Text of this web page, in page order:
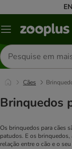
Menu
Pesquisar
produtos
Cães
Brinquedos
Os brinquedos para cães
patudos. E os
relação entre o cão e o